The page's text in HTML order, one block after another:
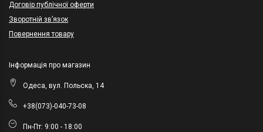
Договір публічної оферти
Зворотній зв’язок
Повернення товару
Інформація про магазин
Одеса, вул. Польска, 14
+38(073)-040-73-08
Пн-Пт: 9:00 - 18:00